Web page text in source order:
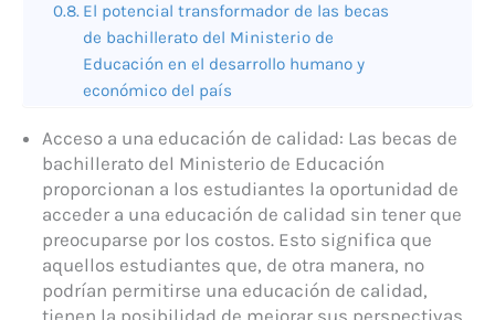
El potencial transformador de las becas
de bachillerato del Ministerio de
Educación en el desarrollo humano y
económico del país
Acceso a una educación de calidad: Las becas de
bachillerato del Ministerio de Educación
proporcionan a los estudiantes la oportunidad de
acceder a una educación de calidad sin tener que
preocuparse por los costos. Esto significa que
aquellos estudiantes que, de otra manera, no
podrían permitirse una educación de calidad,
tienen la posibilidad de mejorar sus perspectivas